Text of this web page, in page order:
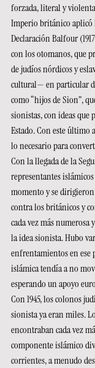
forzada, literal y
Imperio británico
Declaración Balfour
con los otomanos, que
de judíos nórdicos y
cultural— en particular
como “hijos de Sion”,
sionistas, con ideas
Estado. Con este último
lo necesario para
Con la llegada de la
representantes
momento y se
contra los británicos y
cada vez más
la idea sionista. Hubo
enfrentamientos en
islámica tendía a no
esperando un apoyo
Con 1945, los colonos
sionista ya eran miles.
encontraban cada vez
componente islámico
corrientes, a menudo